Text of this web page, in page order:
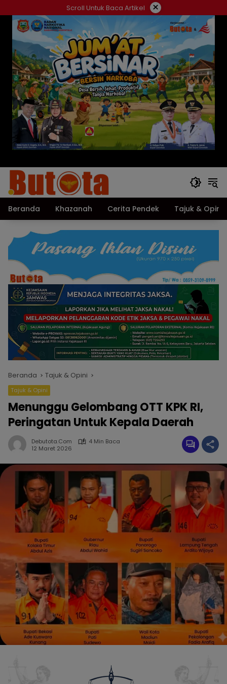
ke
konten
Scroll Untuk Baca Artikel ×
Beranda Khazanah Cerita Pendek Tajuk & Opini
Beranda Tajuk & Opini
Tajuk & Opini
Menunggu Gelombang OTT KPK RI,
Peringatan Untuk Kepala Daerah
Debutota.com
4 Min Baca
12 Maret 2026